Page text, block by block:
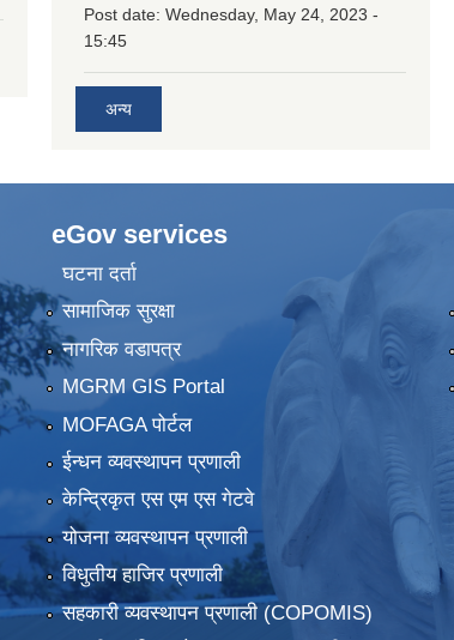
Post date: Wednesday, May 24, 2023 -
15:45
अन्य
eGov services
घटना दर्ता
सामाजिक सुरक्षा
नागरिक वडापत्र
MGRM GIS Portal
MOFAGA पोर्टल
ईन्धन व्यवस्थापन प्रणाली
केन्द्रिकृत एस एम एस गेटवे
योजना व्यवस्थापन प्रणाली
विधुतीय हाजिर प्रणाली
सहकारी व्यवस्थापन प्रणाली (COPOMIS)